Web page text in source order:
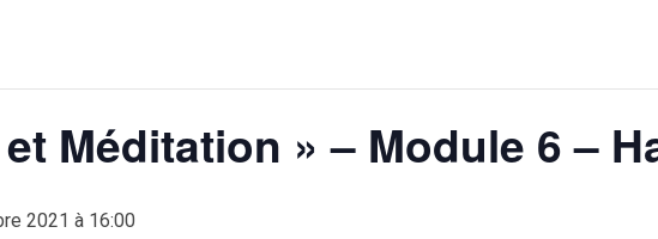
Méditation » – Module 6 –
2021 à 16:00